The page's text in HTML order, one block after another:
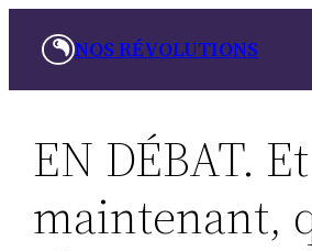
NOS RÉVOLUTIONS
EN DÉBAT. Et
maintenant,